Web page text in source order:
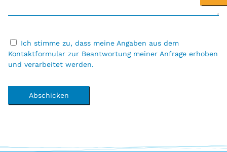
Ich stimme zu, dass meine Angaben aus dem
Kontaktformular zur Beantwortung meiner Anfrage erhoben
und verarbeitet werden.
Abschicken